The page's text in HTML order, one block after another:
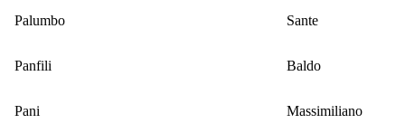
Palumbo Sante
Panfili Baldo
Pani Massimiliano